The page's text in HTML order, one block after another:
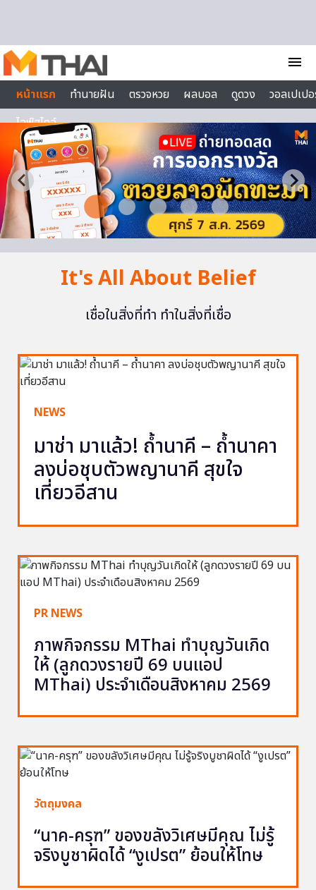
menu
หน้าแรก
ทำนายฝัน ตรวจหวย ผลบอล ดูดวง
วอลเปเป
ไลฟ์สไตล์
It's All About Belief
เชื่อในสิ่งที่ทำ ทำในสิ่งที่เชื่อ
NEWS
มาช่า มาแล้ว! ถ้ำนาคี – ถ้ำนาคา
ลงบ่อชุบตัวพญานาคี สุขใจ
เที่ยวอีสาน
PR NEWS
ภาพกิจกรรม MThai ทำบุญวันเกิด
ให้ (ลูกดวงรายปี 69 บนแอป
MThai) ประจำเดือนสิงหาคม 2569
วัตถุมงคล
“นาค-ครุฑ” ของขลังวิเศษมีคุณ ไม่รู้
จริงบูชาผิดได้ “งูเปรต” ย้อนให้โทษ